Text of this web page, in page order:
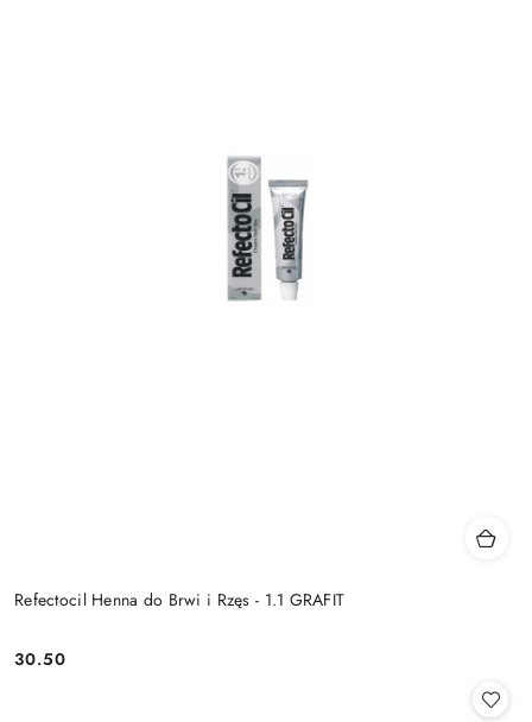
Refectocil Henna do Brwi i Rzęs - 1.1 GRAFIT
Cena:
30.50